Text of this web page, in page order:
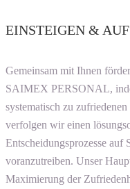
EINSTEIGEN &
Gemeinsam mit Ihnen
SAIMEX PERSONAL,
systematisch zu
verfolgen wir einen
Entscheidungsprozesse auf
voranzutreiben. Unser
Maximierung der